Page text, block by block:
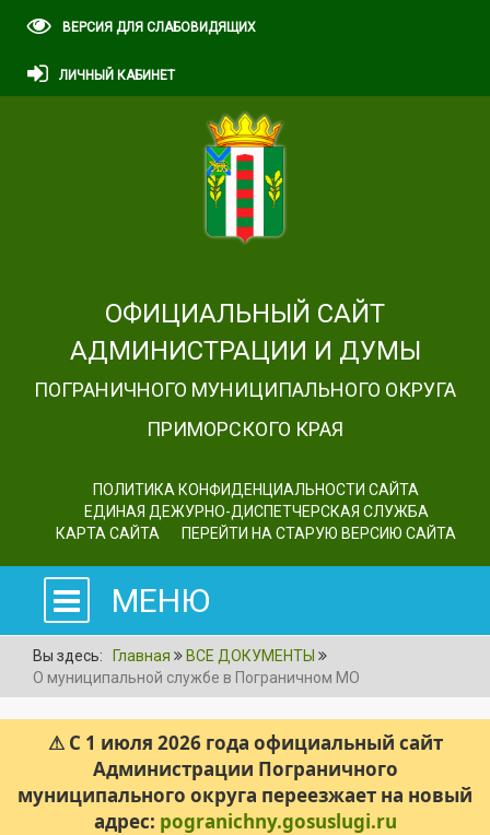
ВЕРСИЯ ДЛЯ СЛАБОВИДЯЩИХ
ЛИЧНЫЙ КАБИНЕТ
ОФИЦИАЛЬНЫЙ САЙТ
АДМИНИСТРАЦИИ И ДУМЫ
ПОГРАНИЧНОГО МУНИЦИПАЛЬНОГО ОКРУГА
ПРИМОРСКОГО КРАЯ
ПОЛИТИКА КОНФИДЕНЦИАЛЬНОСТИ САЙТА
ЕДИНАЯ ДЕЖУРНО-ДИСПЕТЧЕРСКАЯ СЛУЖБА
КАРТА САЙТА
ПЕРЕЙТИ НА СТАРУЮ ВЕРСИЮ САЙТА
МЕНЮ
Вы здесь: Главная
ВСЕ ДОКУМЕНТЫ
О муниципальной службе в Пограничном МО
⚠ С 1 июля 2026 года официальный сайт
Администрации Пограничного
муниципального округа переезжает на новый
адрес: pogranichny.gosuslugi.ru